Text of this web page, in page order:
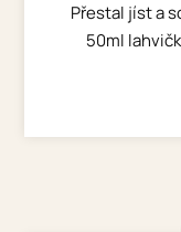
Přestal jíst a
50ml